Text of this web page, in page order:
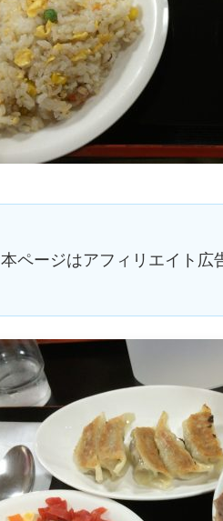
本ページはアフィリエイト広